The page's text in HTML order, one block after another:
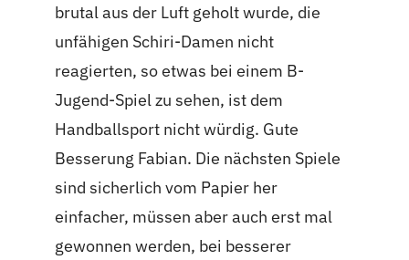
brutal aus der Luft geholt wurde, die
unfähigen Schiri-Damen nicht
reagierten, so etwas bei einem B-
Jugend-Spiel zu sehen, ist dem
Handballsport nicht würdig. Gute
Besserung Fabian. Die nächsten Spiele
sind sicherlich vom Papier her
einfacher, müssen aber auch erst mal
gewonnen werden, bei besserer